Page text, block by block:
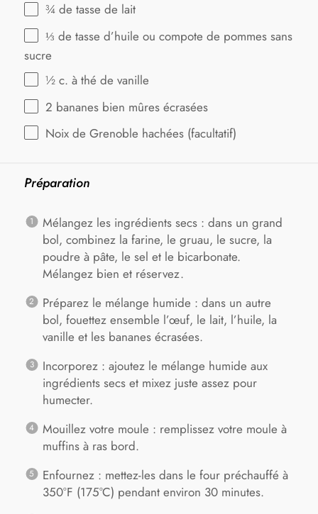
¾ de tasse de lait
⅓ de tasse d’huile ou compote de pommes sans
sucre
½ c. à thé de vanille
2 bananes bien mûres écrasées
Noix de Grenoble hachées (facultatif)
Préparation
Mélangez les ingrédients secs : dans un grand
bol, combinez la farine, le gruau, le sucre, la
poudre à pâte, le sel et le bicarbonate.
Mélangez bien et réservez.
Préparez le mélange humide : dans un autre
bol, fouettez ensemble l’œuf, le lait, l’huile, la
vanille et les bananes écrasées.
Incorporez : ajoutez le mélange humide aux
ingrédients secs et mixez juste assez pour
humecter.
Mouillez votre moule : remplissez votre moule à
muffins à ras bord.
Enfournez : mettez-les dans le four préchauffé à
350°F (175°C) pendant environ 30 minutes.